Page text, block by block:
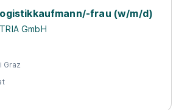
frau (w/m/d)
GmbH
Graz